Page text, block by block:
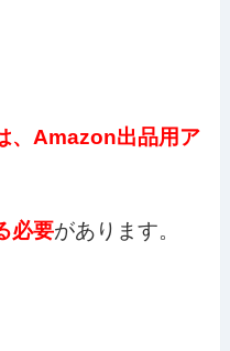
、Amazon出品用ア
必要があります。